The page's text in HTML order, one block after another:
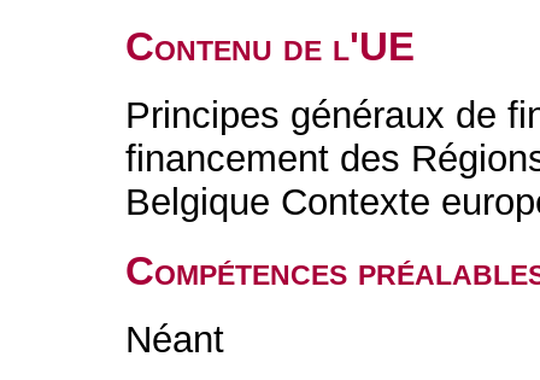
Contenu de l'UE
Principes généraux de
financement des
Belgique Contexte
Compétences
Néant